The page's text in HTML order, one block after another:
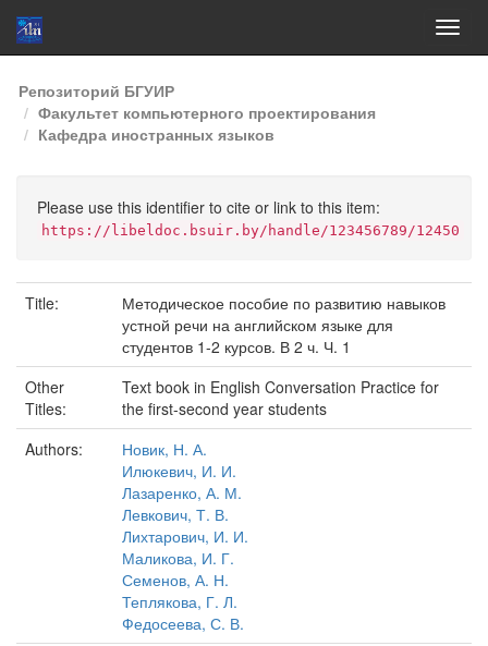
Skip
navigation
Репозиторий БГУИР
Факультет компьютерного проектирования
Кафедра иностранных языков
Please use this identifier to cite or link to this item:
https://libeldoc.bsuir.by/handle/123456789/12450
Title:
Методическое пособие по развитию навыков
устной речи на английском языке для
студентов 1-2 курсов. В 2 ч. Ч. 1
Other
Titles:
Text book in English Conversation Practice for
the first-second year students
Authors:
Новик, Н. А.
Илюкевич, И. И.
Лазаренко, А. М.
Левкович, Т. В.
Лихтарович, И. И.
Маликова, И. Г.
Семенов, А. Н.
Теплякова, Г. Л.
Федосеева, С. В.